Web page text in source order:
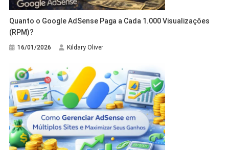
Quanto o Google AdSense Paga a Cada 1.000 Visualizações
(RPM)?
16/01/2026 Kildary Oliver